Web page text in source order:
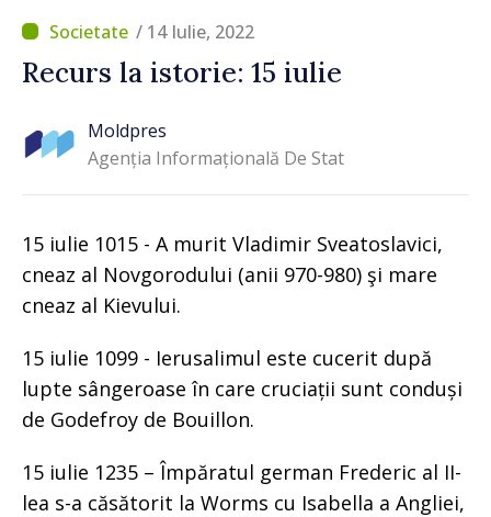
/ 14 Iulie, 2022
Recurs la istorie: 15 iulie
Moldpres
Agenția Informațională De Stat
15 iulie 1015 - A murit Vladimir Sveatoslavici,
cneaz al Novgorodului (anii 970-980) şi mare
cneaz al Kievului.
15 iulie 1099 - Ierusalimul este cucerit după
lupte sângeroase în care cruciații sunt conduși
de Godefroy de Bouillon.
15 iulie 1235 – Împăratul german Frederic al II-
lea s-a căsătorit la Worms cu Isabella a Angliei,